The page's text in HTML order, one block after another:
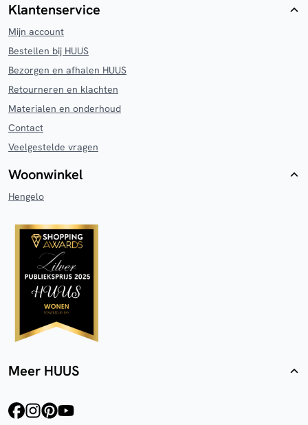
Klantenservice
Mijn account
Bestellen bij HUUS
Bezorgen en afhalen HUUS
Retourneren en klachten
Materialen en onderhoud
Contact
Veelgestelde vragen
Woonwinkel
Hengelo
Meer HUUS
facebookinstagram
pinterest
youtube